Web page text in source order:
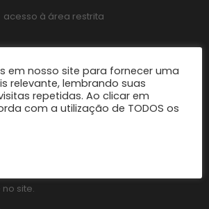
acesso à área restrita
site.
em nosso site para fornecer uma
relevante, lembrando suas
repetidas. Ao clicar em
com a utilização de TODOS os